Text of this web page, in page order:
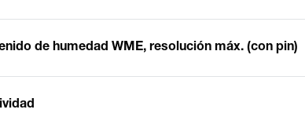
de humedad WME, resolución máx. (con pin)